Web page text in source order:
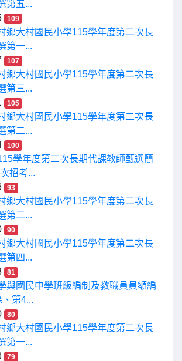
第五...
109
鄉大村國民小學115學年度第二次長
第一...
107
鄉大村國民小學115學年度第二次長
第三...
105
鄉大村國民小學115學年度第二次長
第二...
100
學年度第二次長期代課教師甄選簡
招考...
93
鄉大村國民小學115學年度第二次長
第二...
90
鄉大村國民小學115學年度第二次長
第四...
81
與國民中學班級編制及教職員員額編
第4...
80
鄉大村國民小學115學年度第二次長
第一...
79